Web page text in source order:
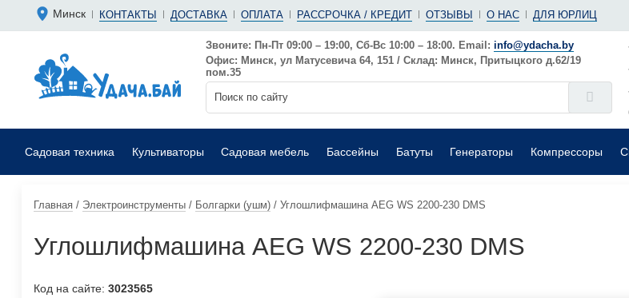
Минск КОНТАКТЫ ДОСТАВКА ОПЛАТА РАССРОЧКА / КРЕДИТ ОТЗЫВЫ О НАС ДЛЯ ЮРЛИЦ
Звоните: Пн-Пт 09:00 – 19:00, Сб-Вс 10:00 – 18:00. Email: info@ydacha.by
Офис: Минск, ул Матусевича 64, 151 / Склад: Минск, Притыцкого д.62/19
пом.35
Садовая техника
Аккумуляторные
Садовые воздуходувки
Бензиновые
Мойки высокого давления Садовые
Культиваторы Садовая мебель Бассейны Батуты Генераторы Компрессоры
Болгарки (ушм)
Мотопомпы
Главная / Электроинструменты / Болгарки (ушм) / Углошлифмашина AEG WS 2200-230 DMS
Углошлифмашина AEG WS 2200-230 DMS
Код на сайте: 3023565